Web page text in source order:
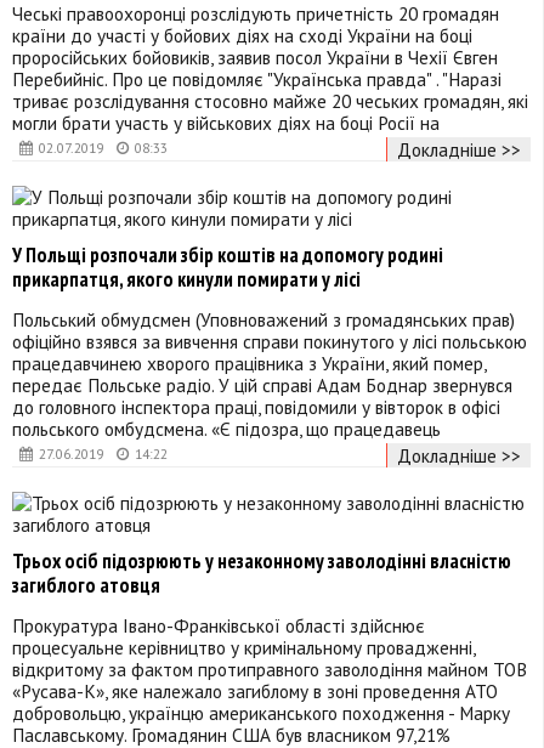
02.07.2019 08:33
Чеські правоохоронці розслідують причетність 20 громадян
країни до участі у бойових діях на сході України на боці
проросійських бойовиків, заявив посол України в Чехії Євген
Перебийніс. Про це повідомляє "Українська правда" . "Наразі
триває розслідування стосовно майже 20 чеських громадян, які
могли брати участь у військових діях на боці Росії на
Докладніше >>
27.06.2019 14:22
У Польщі розпочали збір коштів на допомогу родині
прикарпатця, якого кинули помирати у лісі
Польський обмудсмен (Уповноважений з громадянських прав)
офіційно взявся за вивчення справи покинутого у лісі польською
працедавчинею хворого працівника з України, який помер,
передає Польське радіо. У цій справі Адам Боднар звернувся
до головного інспектора праці, повідомили у вівторок в офісі
польського омбудсмена. «Є підозра, що працедавець
Докладніше >>
Трьох осіб підозрюють у незаконному заволодінні власністю
загиблого атовця
Прокуратура Івано-Франківської області здійснює
процесуальне керівництво у кримінальному провадженні,
відкритому за фактом протиправного заволодіння майном ТОВ
«Русава-К», яке належало загиблому в зоні проведення АТО
добровольцю, українцю американського походження - Марку
Паславському. Громадянин США був власником 97,21%